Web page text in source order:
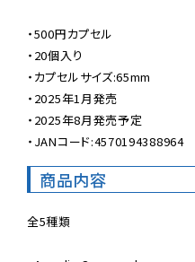
・500円カプセル
・20個入り
・カプセルサイズ:65mm
・2025年1月発売
・2025年8月発売予定
・JANコード:4570194388964
商品内容
全5種類